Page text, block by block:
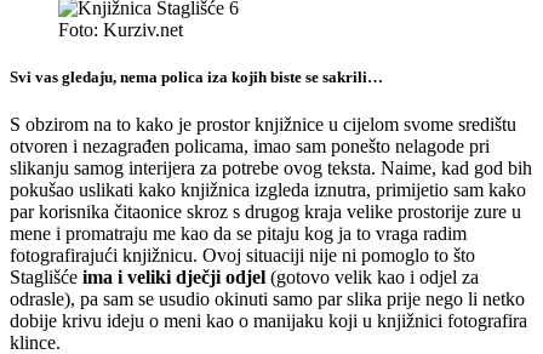
Foto: Kurziv.net
Svi vas gledaju, nema polica iza kojih biste se sakrili…
S obzirom na to kako je prostor knjižnice u cijelom svome središtu
otvoren i nezagrađen policama, imao sam ponešto nelagode pri
slikanju samog interijera za potrebe ovog teksta. Naime, kad god bih
pokušao uslikati kako knjižnica izgleda iznutra, primijetio sam kako
par korisnika čitaonice skroz s drugog kraja velike prostorije zure u
mene i promatraju me kao da se pitaju kog ja to vraga radim
fotografirajući knjižnicu. Ovoj situaciji nije ni pomoglo to što
Staglišće ima i veliki dječji odjel (gotovo velik kao i odjel za
odrasle), pa sam se usudio okinuti samo par slika prije nego li netko
dobije krivu ideju o meni kao o manijaku koji u knjižnici fotografira
klince.